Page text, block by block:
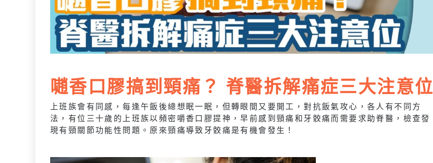
𡁻香口膠搞到頸痛？ 脊醫拆解痛症三大注意位
上班族會有同感，每逢午飯後總想眠一眠，但轉眼間又要開工，對抗飯氣攻心，各人有不同方
法，有位三十歲的上班族以頻密嚼香口膠提神，早前感到頸痛和牙骹痛而需要求助脊醫，檢查發
現有頸關節功能性問題。原來頸痛導致牙骹痛是有機會發生！